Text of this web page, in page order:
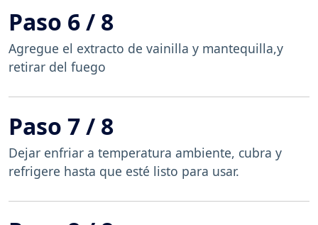
Paso 6 / 8
Agregue el extracto de vainilla y mantequilla,y
retirar del fuego
Paso 7 / 8
Dejar enfriar a temperatura ambiente, cubra y
refrigere hasta que esté listo para usar.